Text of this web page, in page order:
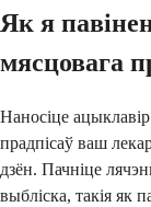
Як я
мясцовага
Наносіце
прадпісаў ваш
дзён. Пачніце
выбліска, такія як